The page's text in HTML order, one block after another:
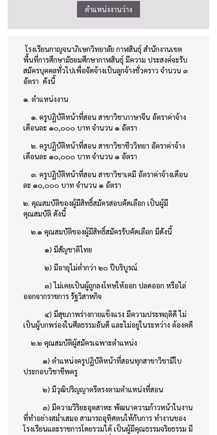
ตำแหน่งงานว่าง
โรงเรียนกาญจนาภิเษกวิทยาลัย กาฬสินธุ์ สำนักงานเขต
พื้นที่การศึกษามัธยมศึกษากาฬสินธุ์ มีความ ประสงค์จะรับ
สมัครบุคคลทั่วไปเพื่อจัดจ้างเป็นลูกจ้างชั่วคราว จำนวน ๓
อัตรา ดังนี้
๑. ตำแหน่งงาน
๑. ครูปฏิบัติหน้าที่สอน สาขาวิชาภาษาจีน อัตราค่าจ้าง
เดือนละ ๑๐,๐๐๐ บาท จำนวน ๑ อัตรา
๒. ครูปฏิบัติหน้าที่สอน สาขาวิชาชีววิทยา อัตราค่าจ้าง
เดือนละ ๑๐,๐๐๐ บาท จำนวน ๑ อัตรา
๓. ครูปฏิบัติหน้าที่สอน สาขาวิชาเคมี อัตราค่าจ้างเดือน
ละ ๑๐,๐๐๐ บาท จำนวน ๑ อัตรา
๒. คุณสมบัติของผู้มีสิทธิ์สมัครสอบคัดเลือก เป็นผู้มี
คุณสมบัติ ดังนี้
๒.๑ คุณสมบัติของผู้มีสิทธิ์สมัครรับคัดเลือก มีดังนี้
๑) มีสัญชาติไทย
๒) มีอายุไม่ต่ำกว่า ๒๐ ปีบริบูรณ์
๓) ไม่เคยเป็นผู้ถูกลงโทษให้ออก ปลดออก หรือไล่
ออกจากราชการ รัฐวิสาหกิจ
๔) มีสุขภาพร่างกายแข็งแรง มีความประพฤติดี ไม่
เป็นผู้บกพร่องในศีลธรรมอันดี และไม่อยู่ในระหว่าง ต้องคดี
๒.๒ คุณสมบัติผู้สมัครเฉพาะตำแหน่ง
๑) ตำแหน่งครูปฏิบัติหน้าที่สอนทุกสาขาวิชามีใบ
ประกอบวิชาชีพครู
๒) มีวุฒิปริญญาตรีตรงตามตำแหน่งที่สอน
๓) มีความวิริยะอุตสาหะ พัฒนาความก้าวหน้าในงาน
ที่ทำอย่างสม่ำเสมอ สามารถอุทิศตนให้กับการ ทำงานของ
โรงเรียนและราชการโดยรวมได้ เป็นผู้มีคุณธรรมจริยธรรม มี